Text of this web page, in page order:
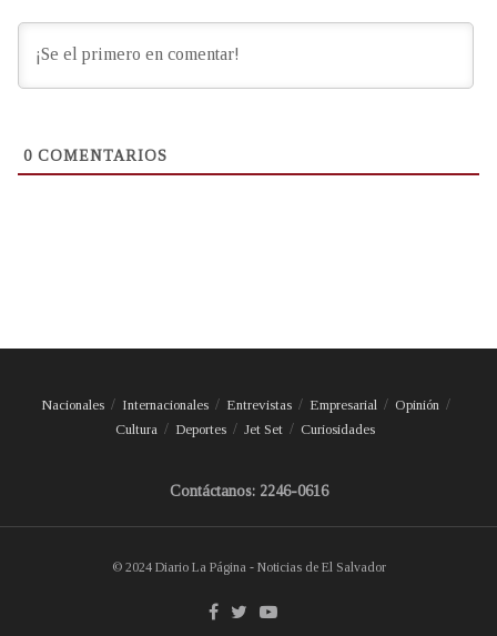
0 COMENTARIOS
Nacionales Internacionales Entrevistas Empresarial
Opinión
Cultura
Deportes Jet Set Curiosidades
Contáctanos: 2246-0616
© 2024 Diario La Página - Noticias de El Salvador